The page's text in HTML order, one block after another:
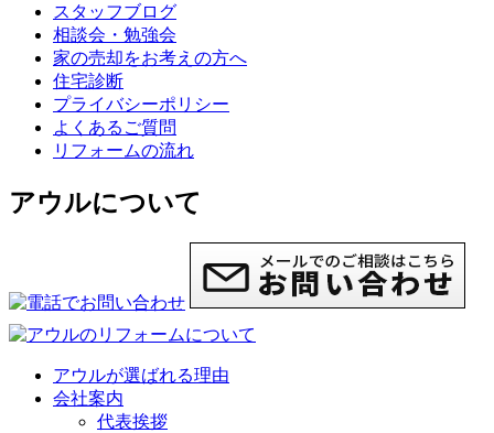
スタッフブログ
相談会・勉強会
家の売却をお考えの方へ
住宅診断
プライバシーポリシー
よくあるご質問
リフォームの流れ
アウルについて
アウルが選ばれる理由
会社案内
代表挨拶